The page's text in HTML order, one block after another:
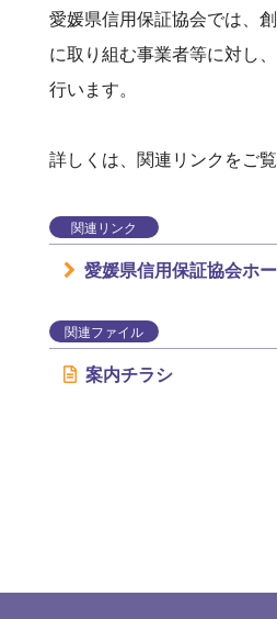
愛媛県信用保証協会では、
に取り組む事業者等に対し
行います。
詳しくは、関連リンクをご覧
関連リンク
愛媛県信用保証協会ホ
関連ファイル
案内チラシ